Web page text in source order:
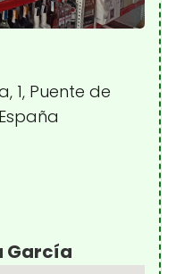
1, Puente de
García